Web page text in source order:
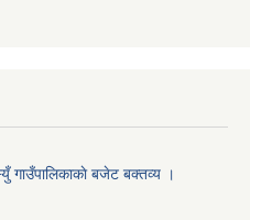
गाउँपालिकाकाे बजेट बक्तव्य ।